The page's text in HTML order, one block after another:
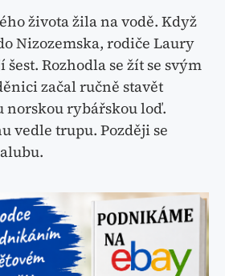
života žila na vodě. Když
Nizozemska, rodiče Laury
Rozhodla se žít se svým
začal ručně stavět
norskou rybářskou loď.
vedle trupu. Později se